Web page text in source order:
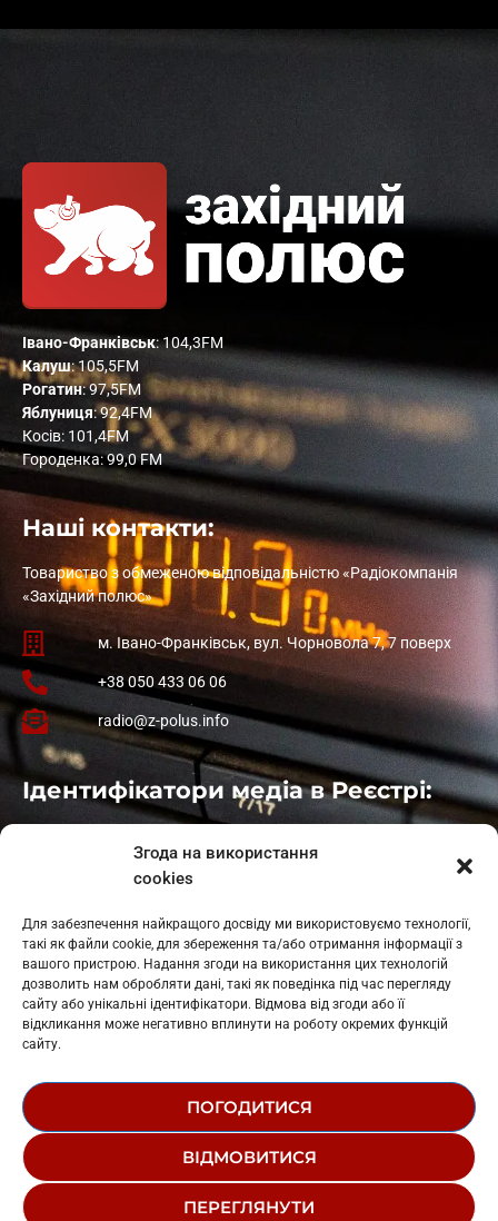
Згода на використання
cookies
Для забезпечення найкращого досвіду ми використовуємо технології,
такі як файли cookie, для збереження та/або отримання інформації з
вашого пристрою. Надання згоди на використання цих технологій
дозволить нам обробляти дані, такі як поведінка під час перегляду
сайту або унікальні ідентифікатори. Відмова від згоди або її
відкликання може негативно вплинути на роботу окремих функцій
сайту.
ПОГОДИТИСЯ
ВІДМОВИТИСЯ
ПЕРЕГЛЯНУТИ
Івано-Франківськ: 104,3FM
Калуш: 105,5FM
Рогатин: 97,5FM
Яблуниця: 92,4FM
Косів: 101,4FM
Городенка: 99,0 FM
Наші контакти:
Товариство з обмеженою відповідальністю «Радіокомпанія
«Західний полюс»
м. Івано-Франківськ, вул. Чорновола 7, 7 поверх
+38 050 433 06 06
radio@z-polus.info
Ідентифікатори медіа в Реєстрі:
: L11-01410
: L11-01801
Косів: L11-01805
Гарасимів: L11-02274
© 1995-2026 РК «ЗАХІДНИЙ ПОЛЮС»
РЕДАКЦІЙНИЙ СТАТУТ
СТРУКТУРА ВЛАСНОСТІ